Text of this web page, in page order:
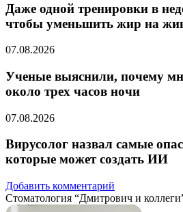
Даже одной тренировки в
чтобы уменьшить жир на
07.08.2026
Ученые выяснили, почему
около трех часов ночи
07.08.2026
Вирусолог назвал самые
которые может создать ИИ
Добавить комментарий
Стоматология “Дмитрович и